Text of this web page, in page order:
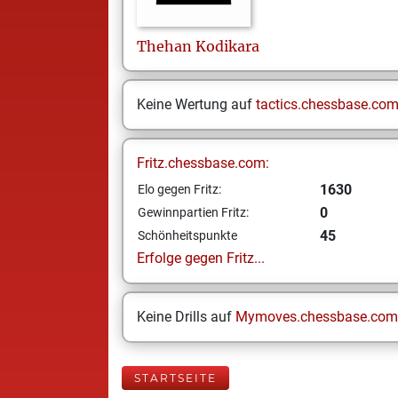
Thehan Kodikara
Keine Wertung auf tactics.chessbase.com
Fritz.chessbase.com:
Elo gegen Fritz: 1630
Gewinnpartien Fritz: 0
Schönheitspunkte
45
Erfolge gegen Fritz...
Keine Drills auf Mymoves.chessbase.com
STARTSEITE